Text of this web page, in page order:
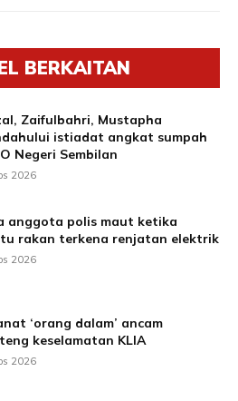
BERKAITAN
Zaifulbahri, Mustapha
istiadat angkat sumpah
Negeri Sembilan
2026
anggota polis maut ketika
rakan terkena renjatan elektrik
2026
‘orang dalam’ ancam
keselamatan KLIA
2026